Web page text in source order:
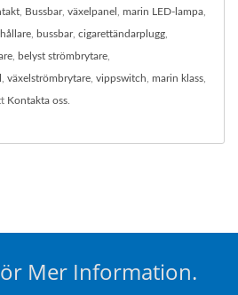
Bussbar, växelpanel marin LED-lampa
bussbar, cigarettändarplugg
belyst strömbrytare
växelströmbrytare vippswitch marin klass
Kontakta oss
Mer Information.